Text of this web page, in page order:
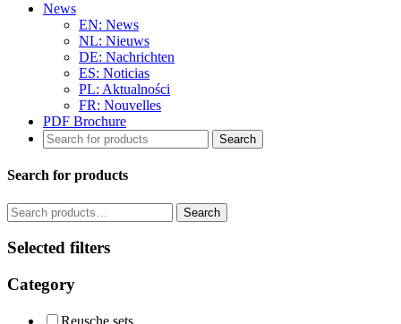
News
EN: News
NL: Nieuws
DE: Nachrichten
ES: Noticias
PL: Aktualności
FR: Nouvelles
PDF Brochure
Search for products
Search
for:
Search
Selected filters
Category
Reusche sets